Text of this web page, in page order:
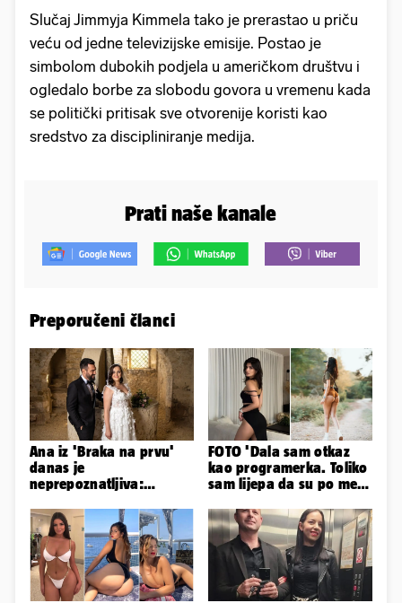
Slučaj Jimmyja Kimmela tako je prerastao u priču
veću od jedne televizijske emisije. Postao je
simbolom dubokih podjela u američkom društvu i
ogledalo borbe za slobodu govora u vremenu kada
se politički pritisak sve otvorenije koristi kao
sredstvo za discipliniranje medija.
Prati naše kanale
Preporučeni članci
Ana iz 'Braka na prvu'
danas je
neprepoznatljiva:
ovako sad izgleda
FOTO 'Dala sam otkaz
kao programerka. Toliko
sam lijepa da su po meni